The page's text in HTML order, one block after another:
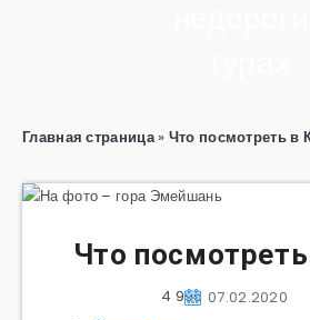
Главная страница» Что посмотреть в
Что
07.02.2020
4 995